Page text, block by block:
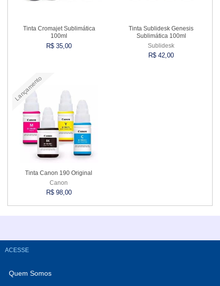
Tinta Cromajet Sublimática
100ml
R$ 35,00
Tinta Sublidesk Genesis
Sublimática 100ml
Sublidesk
R$ 42,00
Lançamento
Tinta Canon 190 Original
Canon
R$ 98,00
ACESSE
Quem Somos